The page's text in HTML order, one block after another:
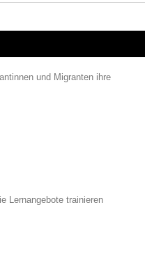
und Migranten ihre
Lernangebote trainieren